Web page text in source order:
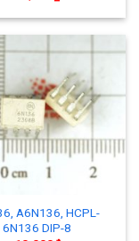
A6N136, HCPL-
6N136 DIP-8